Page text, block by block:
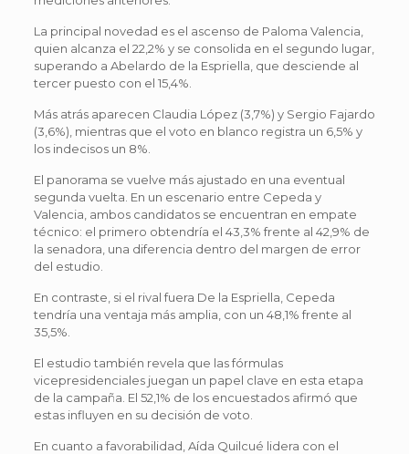
La principal novedad es el ascenso de Paloma Valencia,
quien alcanza el 22,2% y se consolida en el segundo lugar,
superando a Abelardo de la Espriella, que desciende al
tercer puesto con el 15,4%.
Más atrás aparecen Claudia López (3,7%) y Sergio Fajardo
(3,6%), mientras que el voto en blanco registra un 6,5% y
los indecisos un 8%.
El panorama se vuelve más ajustado en una eventual
segunda vuelta. En un escenario entre Cepeda y
Valencia, ambos candidatos se encuentran en empate
técnico: el primero obtendría el 43,3% frente al 42,9% de
la senadora, una diferencia dentro del margen de error
del estudio.
En contraste, si el rival fuera De la Espriella, Cepeda
tendría una ventaja más amplia, con un 48,1% frente al
35,5%.
El estudio también revela que las fórmulas
vicepresidenciales juegan un papel clave en esta etapa
de la campaña. El 52,1% de los encuestados afirmó que
estas influyen en su decisión de voto.
En cuanto a favorabilidad, Aída Quilcué lidera con el